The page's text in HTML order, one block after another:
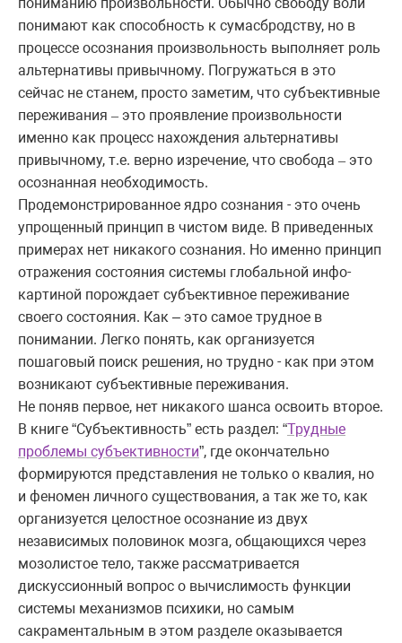
понимают как способность к сумасбродству, но в
процессе осознания произвольность выполняет роль
альтернативы привычному. Погружаться в это
сейчас не станем, просто заметим, что субъективные
переживания – это проявление произвольности
именно как процесс нахождения альтернативы
привычному, т.е. верно изречение, что свобода – это
осознанная необходимость.
Продемонстрированное ядро сознания - это очень
упрощенный принцип в чистом виде. В приведенных
примерах нет никакого сознания. Но именно принцип
отражения состояния системы глобальной инфо-
картиной порождает субъективное переживание
своего состояния. Как – это самое трудное в
понимании. Легко понять, как организуется
пошаговый поиск решения, но трудно - как при этом
возникают субъективные переживания.
Не поняв первое, нет никакого шанса освоить второе.
В книге “Субъективность” есть раздел: “Трудные
проблемы субъективности”, где окончательно
формируются представления не только о квалия, но
и феномен личного существования, а так же то, как
организуется целостное осознание из двух
независимых половинок мозга, общающихся через
мозолистое тело, также рассматривается
дискуссионный вопрос о вычислимость функции
системы механизмов психики, но самым
сакраментальным в этом разделе оказывается